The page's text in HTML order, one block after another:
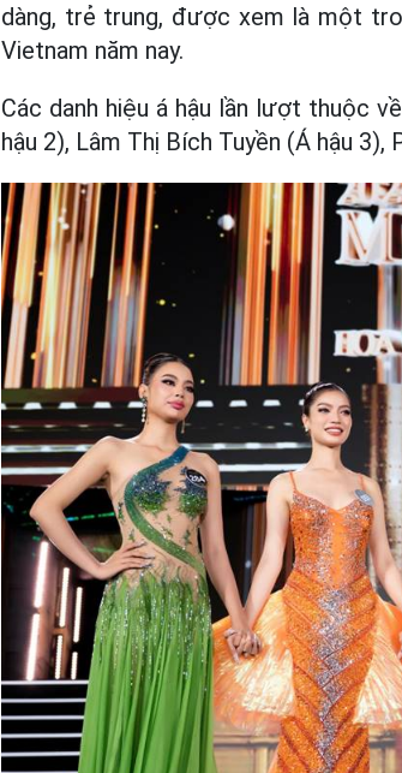
dàng, trẻ trung, được xem là một
Vietnam năm nay.
Các danh hiệu á hậu lần lượt thuộc
hậu 2), Lâm Thị Bích Tuyền (Á hậu 3),